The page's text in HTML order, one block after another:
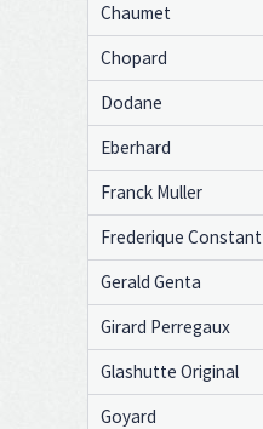
Chaumet
Chopard
Dodane
Eberhard
Franck Muller
Frederique Constant
Gerald Genta
Girard Perregaux
Glashutte Original
Goyard